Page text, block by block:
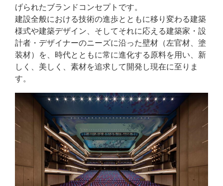
げられたブランドコンセプトです。
建設全般における技術の進歩とともに移り変わる建築
様式や建築デザイン、そしてそれに応える建築家・設
計者・デザイナーのニーズに沿った壁材（左官材、塗
装材）を、時代とともに常に進化する原料を用い、新
しく、美しく、素材を追求して開発し現在に至りま
す。